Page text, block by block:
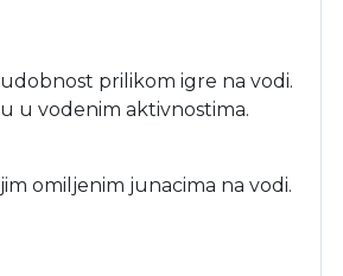
prilikom igre na vodi.
u vodenim aktivnostima.
omiljenim junacima na vodi.